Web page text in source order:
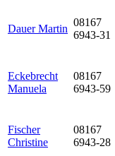
Dauer Martin
08167
6943-31
Eckebrecht
Manuela
08167
6943-59
Fischer
Christine
08167
6943-28